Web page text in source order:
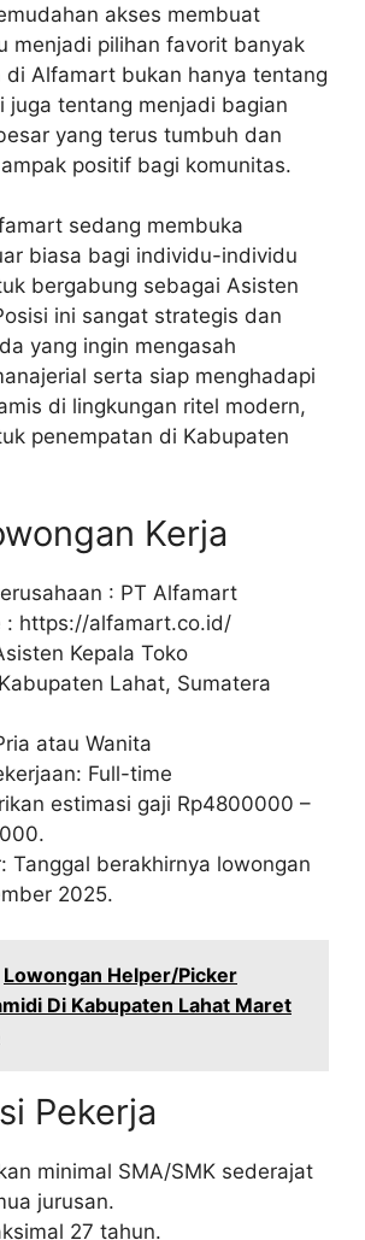
akses membuat
menjadi pilihan favorit banyak
di Alfamart bukan hanya tentang
juga tentang menjadi bagian
yang terus tumbuh dan
positif bagi komunitas.
sedang membuka
biasa bagi individu-individu
bergabung sebagai Asisten
ini sangat strategis dan
yang ingin mengasah
serta siap menghadapi
di lingkungan ritel modern,
penempatan di Kabupaten
Kerja
: PT Alfamart
: https://alfamart.co.id/
Kepala Toko
Lahat, Sumatera
atau Wanita
Full-time
estimasi gaji Rp4800000 –
.
Tanggal berakhirnya lowongan
2025.
Lowongan Helper/Picker
Di Kabupaten Lahat Maret
Pekerja
minimal SMA/SMK sederajat
jurusan.
27 tahun.